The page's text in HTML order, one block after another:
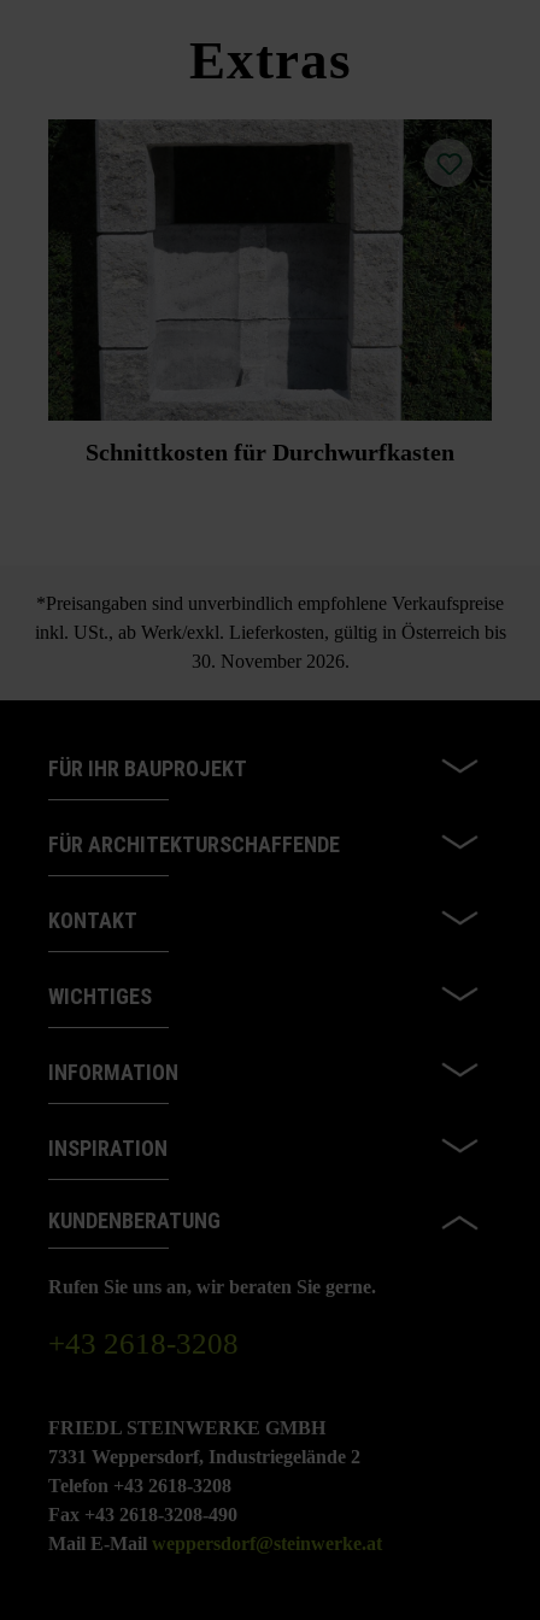
Extras
Schnittkosten für Durchwurfkasten
*Preisangaben sind unverbindlich empfohlene Verkaufspreise
inkl. USt., ab Werk/exkl. Lieferkosten, gültig in Österreich bis
30. November 2026.
FÜR IHR BAUPROJEKT
FÜR ARCHITEKTURSCHAFFENDE
KONTAKT
WICHTIGES
INFORMATION
INSPIRATION
KUNDENBERATUNG
Rufen Sie uns an, wir beraten Sie gerne.
+43 2618-3208
FRIEDL STEINWERKE GMBH
7331 Weppersdorf, Industriegelände 2
Telefon +43 2618-3208
Fax +43 2618-3208-490
Mail E-Mail weppersdorf@steinwerke.at